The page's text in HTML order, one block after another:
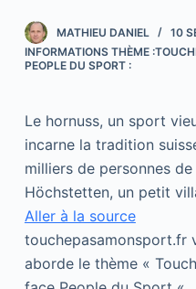
u
MATHIEU DANIEL
10
INFORMATIONS THÈME
PEOPLE DU SPORT :
Le hornuss, un sport
incarne la tradition
milliers de personnes
Höchstetten, un petit
Aller à la source
touchepasamonsport.fr
aborde le thème «